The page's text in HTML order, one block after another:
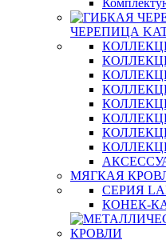
ЧЕРЕПИЦА
МЯГКАЯ
СЕРИЯ
КОНЕК-